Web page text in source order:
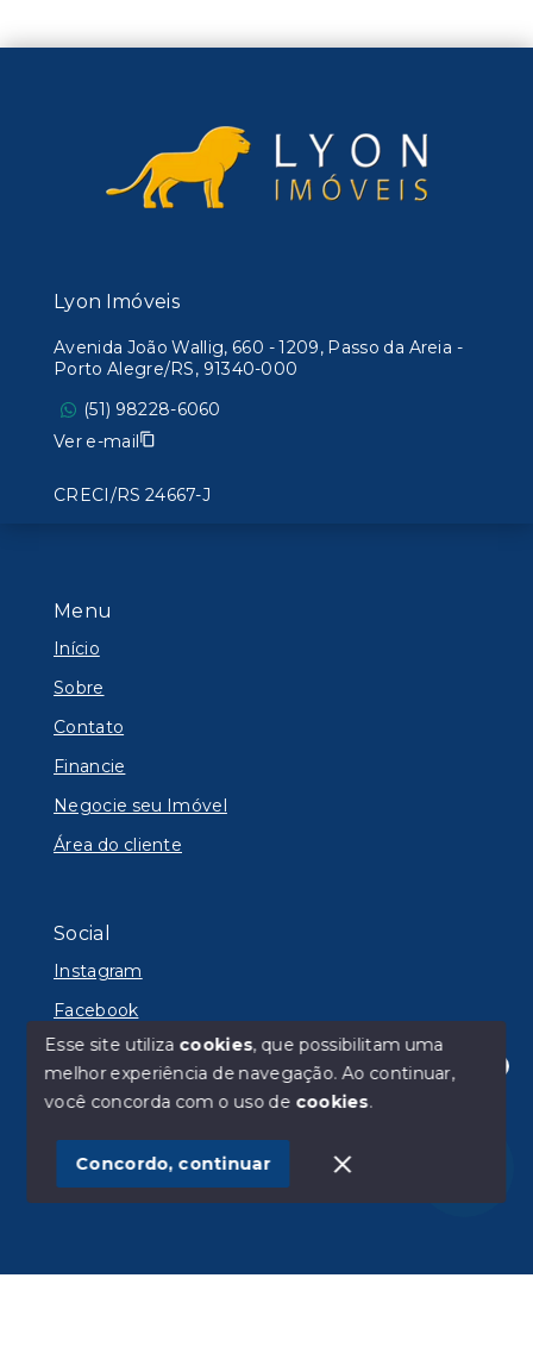
Olá! Estamos disponíveis para te ajudar.
Menu
Início
Sobre
Contato
Financie
Negocie seu Imóvel
Área do cliente
Social
Instagram
Facebook
© Copyright 2026 - Lyon Imóveis - Todos os direitos
SITE PARA IMOBILIARIA
Lyon Imóveis
Avenida João Wallig, 660 - 1209, Passo da Areia -
Porto Alegre/RS, 91340-000
(51) 98228-6060
Ver e-mail
CRECI/RS 24667-J
Esse site utiliza cookies, que possibilitam uma
melhor experiência de navegação.Ao continuar,
você concorda com o uso de cookies.
Concordo, continuar